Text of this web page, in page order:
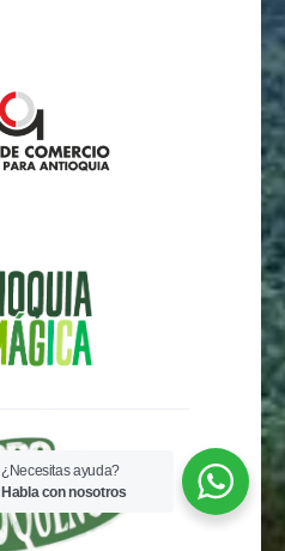
¿Necesitas ayuda?
Habla con nosotros